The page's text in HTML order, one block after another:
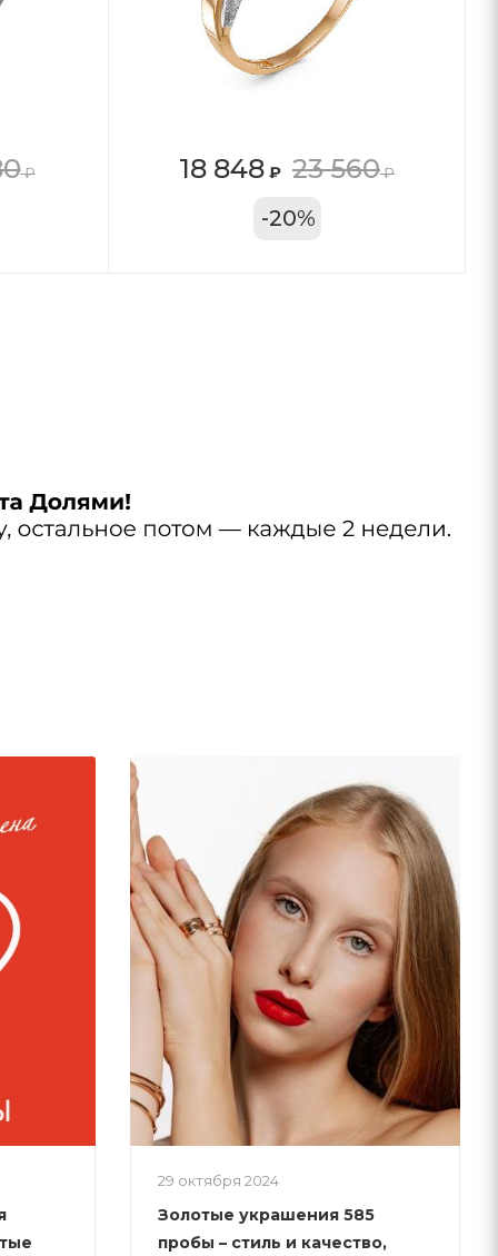
₽ 18 848 ₽ 23 560₽
-20%
29 октября 2024
Золотые украшения 585
пробы – стиль и качество,